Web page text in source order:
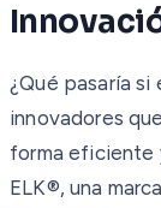
¿Qué pasaría
innovadores
forma eficiente
ELK®, una